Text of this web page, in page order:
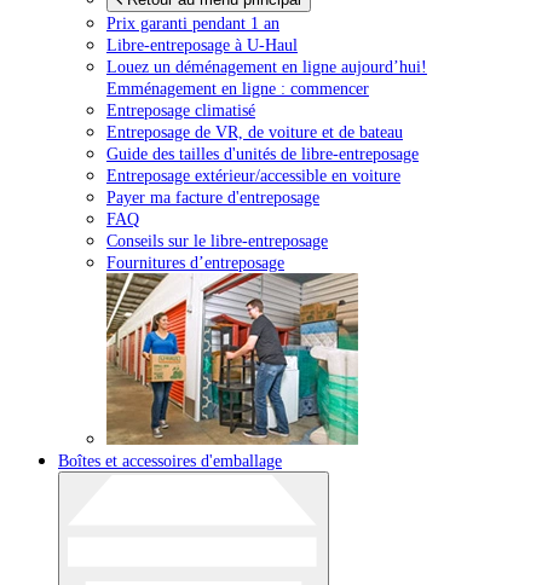
Prix garanti pendant 1 an
Libre-entreposage à U-Haul
Louez un déménagement en ligne aujourd’hui!
Emménagement en ligne : commencer
Entreposage climatisé
Entreposage de VR, de voiture et de bateau
Guide des tailles d'unités de libre-entreposage
Entreposage extérieur/accessible en voiture
Payer ma facture d'entreposage
FAQ
Conseils sur le libre-entreposage
Fournitures d’entreposage
Boîtes et accessoires d'emballage